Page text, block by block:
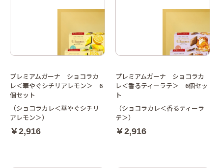
プレミアムガーナ ショコラカ
レ＜華やぐシチリアレモン＞ 6
個セット
（ショコラカレ＜華やぐシチリ
アレモン＞）
￥2,916
プレミアムガーナ ショコラカ
レ＜香るティーラテ＞ 6個セッ
ト
（ショコラカレ＜香るティーラ
テ＞）
￥2,916